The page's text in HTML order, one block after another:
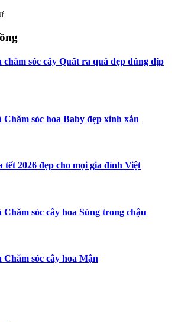
chăm sóc cây Quất ra quả đẹp đúng dịp
Chăm sóc hoa Baby đẹp xinh xắn
tết 2026 đẹp cho mọi gia đình Việt
sóc cây hoa Súng trong chậu
Chăm sóc cây hoa Mận